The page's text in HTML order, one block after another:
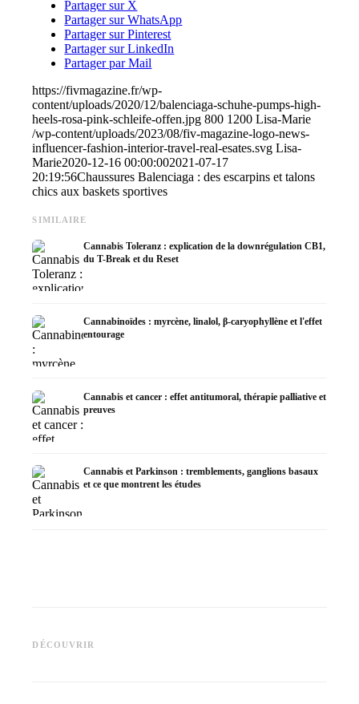
Partager sur X
Partager sur WhatsApp
Partager sur Pinterest
Partager sur LinkedIn
Partager par Mail
https://fivmagazine.fr/wp-
content/uploads/2020/12/balenciaga-schuhe-pumps-high-
heels-rosa-pink-schleife-offen.jpg 800 1200 Lisa-Marie
/wp-content/uploads/2023/08/fiv-magazine-logo-news-
influencer-fashion-interior-travel-real-esates.svg Lisa-
Marie2020-12-16 00:00:002021-07-17
20:19:56Chaussures Balenciaga : des escarpins et talons
chics aux baskets sportives
SIMILAIRE
Cannabis Toleranz : explication de la downrégulation CB1,
du T-Break et du Reset
Cannabinoïdes : myrcène, linalol, β-caryophyllène et l'effet
entourage
Cannabis et cancer : effet antitumoral, thérapie palliative et
preuves
Cannabis et Parkinson : tremblements, ganglions basaux
et ce que montrent les études
DÉCOUVRIR
automédication et ce que
montrent les études